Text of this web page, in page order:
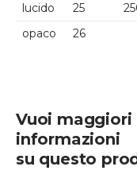
lucido 25
opaco
26
Vuoi maggiori
informazioni
su questo